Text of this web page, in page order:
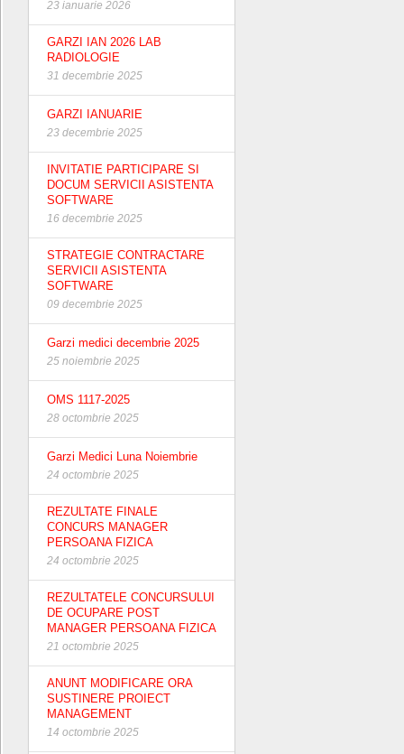
23 ianuarie 2026
GARZI IAN 2026 LAB
RADIOLOGIE
31 decembrie 2025
GARZI IANUARIE
23 decembrie 2025
INVITATIE PARTICIPARE SI
DOCUM SERVICII ASISTENTA
SOFTWARE
16 decembrie 2025
STRATEGIE CONTRACTARE
SERVICII ASISTENTA
SOFTWARE
09 decembrie 2025
Garzi medici decembrie 2025
25 noiembrie 2025
OMS 1117-2025
28 octombrie 2025
Garzi Medici Luna Noiembrie
24 octombrie 2025
REZULTATE FINALE
CONCURS MANAGER
PERSOANA FIZICA
24 octombrie 2025
REZULTATELE CONCURSULUI
DE OCUPARE POST
MANAGER PERSOANA FIZICA
21 octombrie 2025
ANUNT MODIFICARE ORA
SUSTINERE PROIECT
MANAGEMENT
14 octombrie 2025